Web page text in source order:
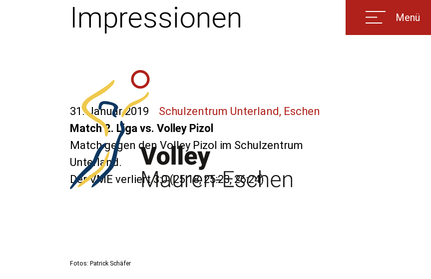
Menü
Impressionen
31. Januar 2019 Schulzentrum Unterland, Eschen
Match 2. Liga vs. Volley Pizol
Match gegen den Volley Pizol im Schulzentrum
Unterland.
Der VME verliert 3:0 (25:18, 25:23, 26:24)
Fotos: Patrick Schäfer